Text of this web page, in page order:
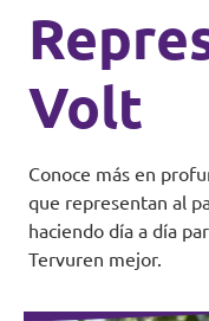
Volt
Conoce más en
que representan al
haciendo día a día
Tervuren mejor.